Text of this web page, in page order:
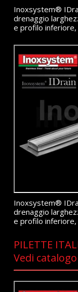
Inoxsystem®
drenaggio
e profilo
Inoxsystem®
drenaggio
e profilo
PILETTE
Vedi